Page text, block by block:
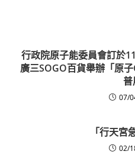
行政院原子能委員會訂於
廣三SOGO百貨舉辦「原
普
07/
「行天宮
02/